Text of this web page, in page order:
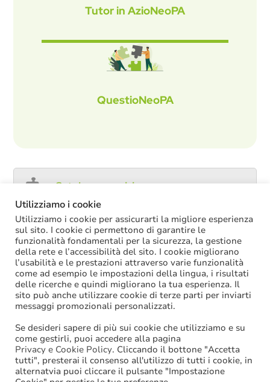
Tutor in AzioNeoPA
QuestioNeoPA
Catalogo servizi
ULTIME NOTIZIE
Decreto PA: nella versione definitiva salta il
chiarimento sul trattamento economico
spettante durante le ferie
La soppressione dei vecchi tetti di spesa
offre più margini anche per l’aumento del
ACCRUAL: come si registrano i
trasferimenti vincolati per investimenti
riscossi prima del 2025?
Oggi in Cdm il nuovo “Decreto PA”: molte
le novità di interesse per gli enti locali
Utilizziamo i cookie
Utilizziamo i cookie per assicurarti la migliore esperienza
sul sito. I cookie ci permettono di garantire le
funzionalità fondamentali per la sicurezza, la gestione
della rete e l’accessibilità del sito. I cookie migliorano
l’usabilità e le prestazioni attraverso varie funzionalità
come ad esempio le impostazioni della lingua, i risultati
delle ricerche e quindi migliorano la tua esperienza. Il
sito può anche utilizzare cookie di terze parti per inviarti
messaggi promozionali personalizzati.
Se desideri sapere di più sui cookie che utilizziamo e su
come gestirli, puoi accedere alla pagina
Privacy e Cookie Policy. Cliccando il bottone "Accetta
tutti", presterai il consenso all'utilizzo di tutti i cookie, in
alternatvia puoi cliccare il pulsante "Impostazione